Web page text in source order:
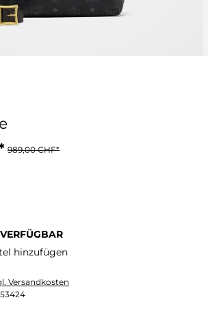
989,00 CHF*
hinzufügen
Versandkosten